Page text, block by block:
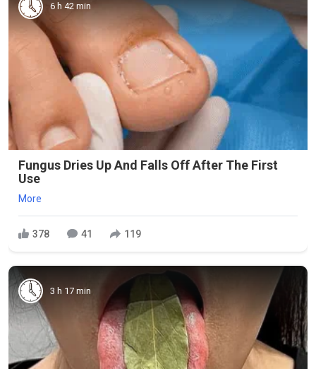
6 h 42 min
Fungus Dries Up And Falls Off After The First
Use
More
378 41 119
3 h 17 min